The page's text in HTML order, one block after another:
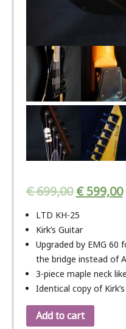
€699,00 €599,00
LTD KH-25
Kirk’s Guitar
Upgraded by EMG 60
the bridge instead of
3-piece maple neck
Identical copy of
Add to cart